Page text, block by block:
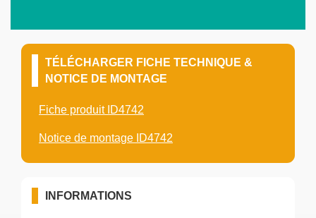
TÉLÉCHARGER FICHE TECHNIQUE &
NOTICE DE MONTAGE
Fiche produit ID4742
Notice de montage ID4742
INFORMATIONS